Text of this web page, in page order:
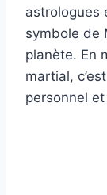
astrologues
symbole de
planète. En
martial,
personnel